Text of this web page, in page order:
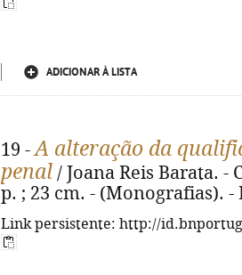
ADICIONAR À LISTA
19 -A alteração da
penal / Joana Reis Barata. -
p. ; 23 cm. - (Monografias). -
Link persistente: http://